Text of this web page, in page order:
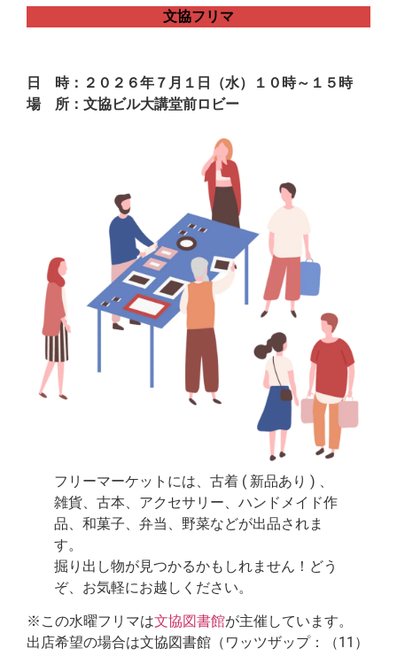
文協フリマ
日 時：２０２６年７月１日（水）１０時～１５時
場 所：文協ビル大講堂前ロビー
フリーマーケットには、古着 ( 新品あり ) 、
雑貨、古本、アクセサリー、ハンドメイド作
品、和菓子、弁当、野菜などが出品されま
す。
掘り出し物が見つかるかもしれません！どう
ぞ、お気軽にお越しください。
※この水曜フリマは文協図書館が主催しています。
出店希望の場合は文協図書館（ワッツザップ：（11）